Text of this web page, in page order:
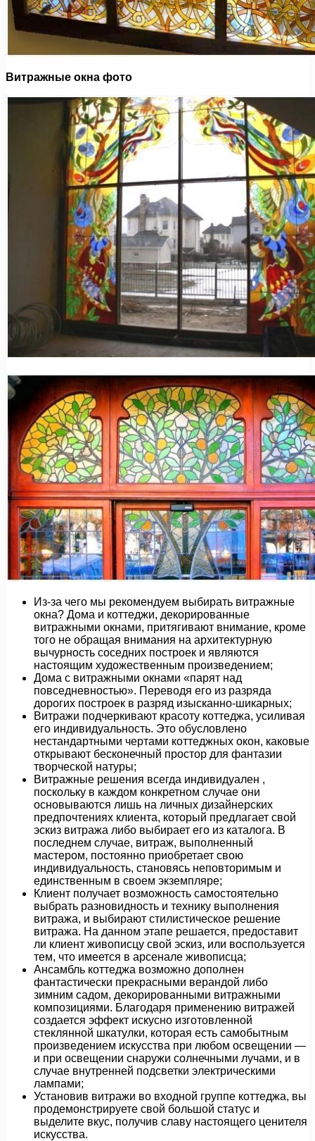
Витражные окна фото
Из-за чего мы рекомендуем выбирать витражные
окна? Дома и коттеджи, декорированные
витражными окнами, притягивают внимание, кроме
того не обращая внимания на архитектурную
вычурность соседних построек и являются
настоящим художественным произведением;
Дома с витражными окнами «парят над
повседневностью». Переводя его из разряда
дорогих построек в разряд изысканно-шикарных;
Витражи подчеркивают красоту коттеджа, усиливая
его индивидуальность. Это обусловлено
нестандартными чертами коттеджных окон, каковые
открывают бесконечный простор для фантазии
творческой натуры;
Витражные решения всегда индивидуален ,
поскольку в каждом конкретном случае они
основываются лишь на личных дизайнерских
предпочтениях клиента, который предлагает свой
эскиз витража либо выбирает его из каталога. В
последнем случае, витраж, выполненный
мастером, постоянно приобретает свою
индивидуальность, становясь неповторимым и
единственным в своем экземпляре;
Клиент получает возможность самостоятельно
выбрать разновидность и технику выполнения
витража, и выбирают стилистическое решение
витража. На данном этапе решается, предоставит
ли клиент живописцу свой эскиз, или воспользуется
тем, что имеется в арсенале живописца;
Ансамбль коттеджа возможно дополнен
фантастически прекрасными верандой либо
зимним садом, декорированными витражными
композициями. Благодаря применению витражей
создается эффект искусно изготовленной
стеклянной шкатулки, которая есть самобытным
произведением искусства при любом освещении —
и при освещении снаружи солнечными лучами, и в
случае внутренней подсветки электрическими
лампами;
Установив витражи во входной группе коттеджа, вы
продемонстрируете свой большой статус и
выделите вкус, получив славу настоящего ценителя
искусства.